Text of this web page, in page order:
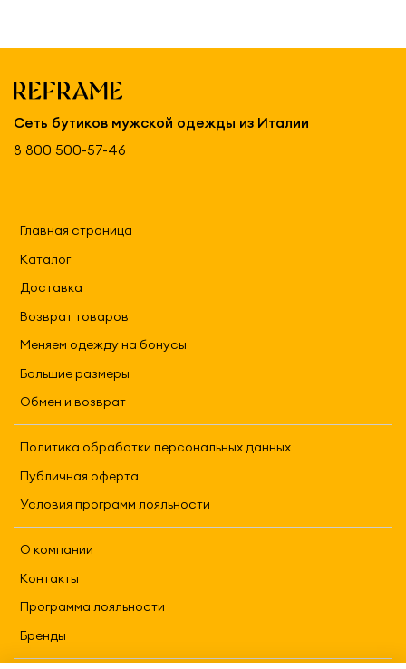
Главная страница
Каталог
Доставка
Возврат товаров
Меняем одежду на бонусы
Большие размеры
Обмен и возврат
Политика обработки персональных данных
Публичная оферта
Условия программ лояльности
О компании
Контакты
Программа лояльности
Бренды
Сеть бутиков мужской одежды из Италии
8 800 500-57-46